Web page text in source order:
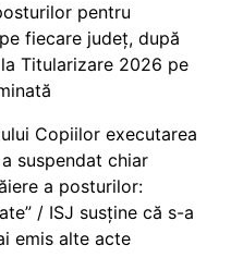
pentru
fiecare județ, după
Titularizare 2026 pe
Copiilor executarea
suspendat chiar
a posturilor:
/ ISJ susține că s-a
emis alte acte